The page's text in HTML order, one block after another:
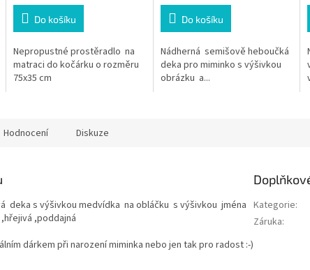
Do košíku
Nepropustné prostěradlo na
matraci do kočárku o rozměru
75x35 cm
Do košíku
Nádherná semišově heboučká
deka pro miminko s výšivkou
obrázku a...
Hodnocení Diskuze
deka s výšivkou medvídka na obláčku s výšivkou jména
,poddajná
dárkem při narození miminka nebo jen tak pro radost :-)
Kategorie:
Záruka: